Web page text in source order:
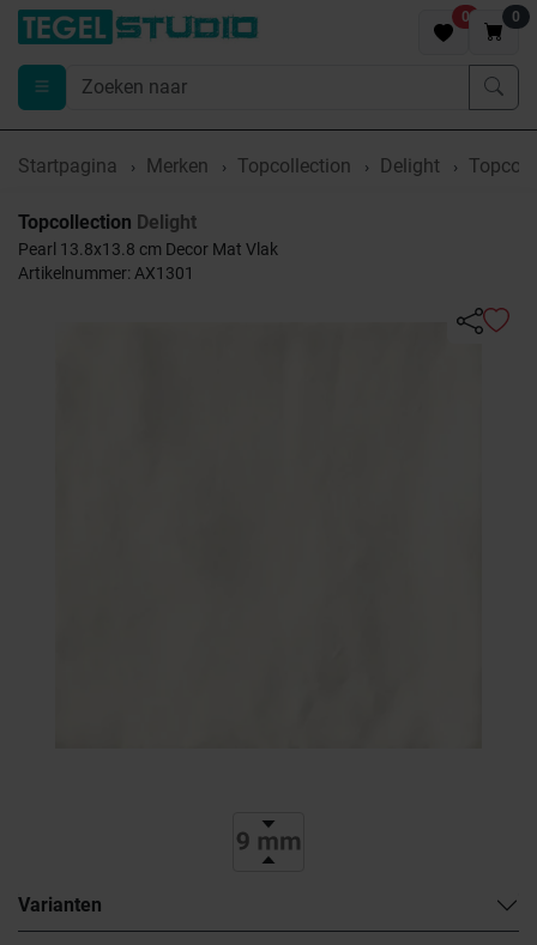
0 0
Startpagina Merken Topcollection Delight
Topcollection Delight
Pearl 13.8x13.8 cm Decor Mat Vlak
Artikelnummer: AX1301
Varianten